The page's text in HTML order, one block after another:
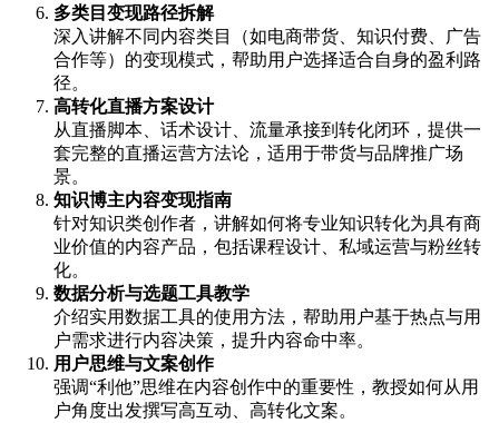
多类目变现路径拆解
深入讲解不同内容类目（如电商带货、知识付费、广告
合作等）的变现模式，帮助用户选择适合自身的盈利路
径。
高转化直播方案设计
从直播脚本、话术设计、流量承接到转化闭环，提供一
套完整的直播运营方法论，适用于带货与品牌推广场
景。
知识博主内容变现指南
针对知识类创作者，讲解如何将专业知识转化为具有商
业价值的内容产品，包括课程设计、私域运营与粉丝转
化。
数据分析与选题工具教学
介绍实用数据工具的使用方法，帮助用户基于热点与用
户需求进行内容决策，提升内容命中率。
用户思维与文案创作
强调“利他”思维在内容创作中的重要性，教授如何从用
户角度出发撰写高互动、高转化文案。